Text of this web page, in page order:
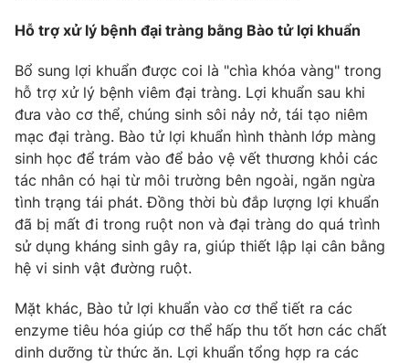
Hỗ trợ xử lý bệnh đại tràng bằng Bào tử lợi khuẩn
Bổ sung lợi khuẩn được coi là "chìa khóa vàng" trong
hỗ trợ xử lý bệnh viêm đại tràng. Lợi khuẩn sau khi
đưa vào cơ thể, chúng sinh sôi nảy nở, tái tạo niêm
mạc đại tràng. Bào tử lợi khuẩn hình thành lớp màng
sinh học để trám vào để bảo vệ vết thương khỏi các
tác nhân có hại từ môi trường bên ngoài, ngăn ngừa
tình trạng tái phát. Đồng thời bù đắp lượng lợi khuẩn
đã bị mất đi trong ruột non và đại tràng do quá trình
sử dụng kháng sinh gây ra, giúp thiết lập lại cân bằng
hệ vi sinh vật đường ruột.
Mặt khác, Bào tử lợi khuẩn vào cơ thể tiết ra các
enzyme tiêu hóa giúp cơ thể hấp thu tốt hơn các chất
dinh dưỡng từ thức ăn. Lợi khuẩn tổng hợp ra các